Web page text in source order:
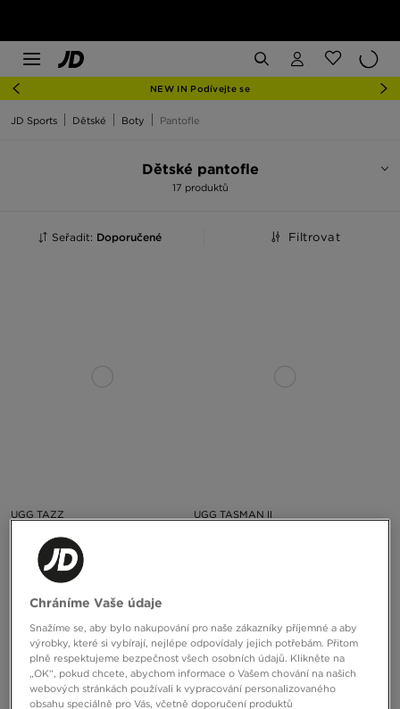
NEW IN Podívejte se
JD Sports Dětské Boty Pantofle
Dětské pantofle
17 produktů
Seřadit: Doporučené Filtrovat
UGG TAZZ
2890 Kč
UGG TASMAN II
Chráníme Vaše údaje
Snažíme se, aby bylo nakupování pro naše zákazníky příjemné a aby
výrobky, které si vybírají, nejlépe odpovídaly jejich potřebám. Přitom
plně respektujeme bezpečnost všech osobních údajů. Klikněte na
„OK“, pokud chcete, abychom informace o Vašem chování na našich
webových stránkách používali k vypracování personalizovaného
obsahu speciálně pro Vás, včetně doporučení produktů